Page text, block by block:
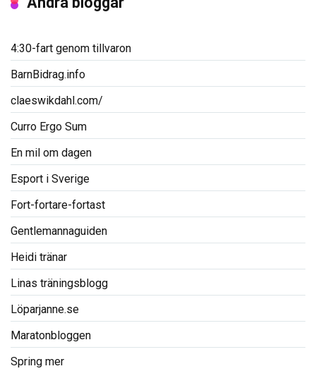
4:30-fart genom tillvaron
BarnBidrag.info
claeswikdahl.com/
Curro Ergo Sum
En mil om dagen
Esport i Sverige
Fort-fortare-fortast
Gentlemannaguiden
Heidi tränar
Linas träningsblogg
Löparjanne.se
Maratonbloggen
Spring mer